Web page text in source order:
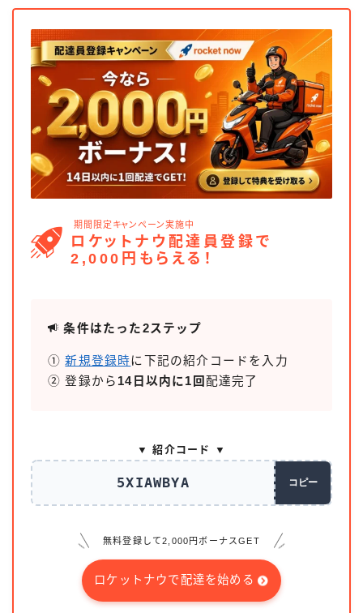
期間限定キャンペーン実施中
ロケットナウ配達員登録で
2,000円もらえる！
条件はたった2ステップ
①新規登録時に下記の紹介コードを入力
② 登録から 14日以内に1回 配達完了
▼ 紹介コード ▼
5XIAWBYA コピー
無料登録して2,000円ボーナスGET
ロケットナウで配達を始める